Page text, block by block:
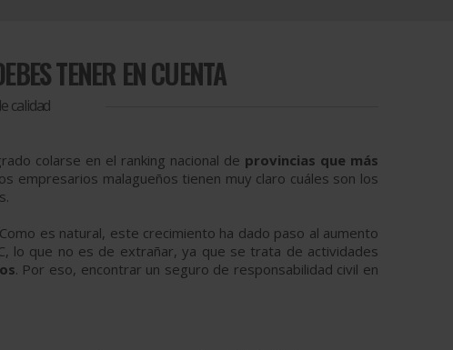
TENER EN CUENTA
calidad
colarse en el ranking nacional de provincias que más
empresarios malagueños tienen muy claro cuáles son los
es natural, este crecimiento ha dado paso al aumento
lo que no es de extrañar, ya que se trata de actividades
. Por eso, encontrar un seguro de responsabilidad civil en